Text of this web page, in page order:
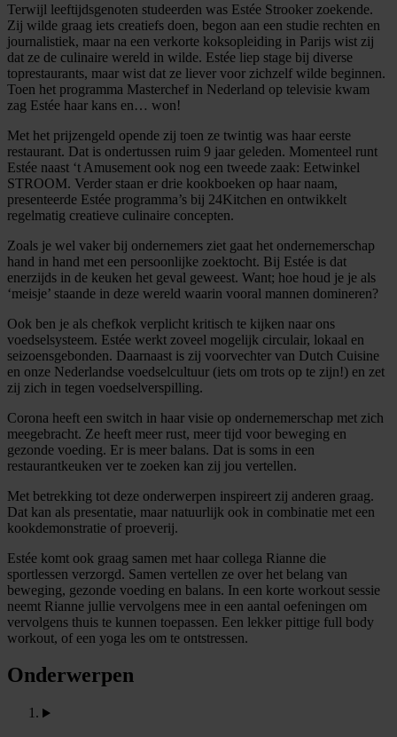
Terwijl leeftijdsgenoten studeerden was Estée Strooker zoekende.
Zij wilde graag iets creatiefs doen, begon aan een studie rechten en
journalistiek, maar na een verkorte koksopleiding in Parijs wist zij
dat ze de culinaire wereld in wilde. Estée liep stage bij diverse
toprestaurants, maar wist dat ze liever voor zichzelf wilde beginnen.
Toen het programma Masterchef in Nederland op televisie kwam
zag Estée haar kans en… won!
Met het prijzengeld opende zij toen ze twintig was haar eerste
restaurant. Dat is ondertussen ruim 9 jaar geleden. Momenteel runt
Estée naast ‘t Amusement ook nog een tweede zaak: Eetwinkel
STROOM. Verder staan er drie kookboeken op haar naam,
presenteerde Estée programma’s bij 24Kitchen en ontwikkelt
regelmatig creatieve culinaire concepten.
Zoals je wel vaker bij ondernemers ziet gaat het ondernemerschap
hand in hand met een persoonlijke zoektocht. Bij Estée is dat
enerzijds in de keuken het geval geweest. Want; hoe houd je je als
‘meisje’ staande in deze wereld waarin vooral mannen domineren?
Ook ben je als chefkok verplicht kritisch te kijken naar ons
voedselsysteem. Estée werkt zoveel mogelijk circulair, lokaal en
seizoensgebonden. Daarnaast is zij voorvechter van Dutch Cuisine
en onze Nederlandse voedselcultuur (iets om trots op te zijn!) en zet
zij zich in tegen voedselverspilling.
Corona heeft een switch in haar visie op ondernemerschap met zich
meegebracht. Ze heeft meer rust, meer tijd voor beweging en
gezonde voeding. Er is meer balans. Dat is soms in een
restaurantkeuken ver te zoeken kan zij jou vertellen.
Met betrekking tot deze onderwerpen inspireert zij anderen graag.
Dat kan als presentatie, maar natuurlijk ook in combinatie met een
kookdemonstratie of proeverij.
Estée komt ook graag samen met haar collega Rianne die
sportlessen verzorgd. Samen vertellen ze over het belang van
beweging, gezonde voeding en balans. In een korte workout sessie
neemt Rianne jullie vervolgens mee in een aantal oefeningen om
vervolgens thuis te kunnen toepassen. Een lekker pittige full body
workout, of een yoga les om te ontstressen.
Onderwerpen